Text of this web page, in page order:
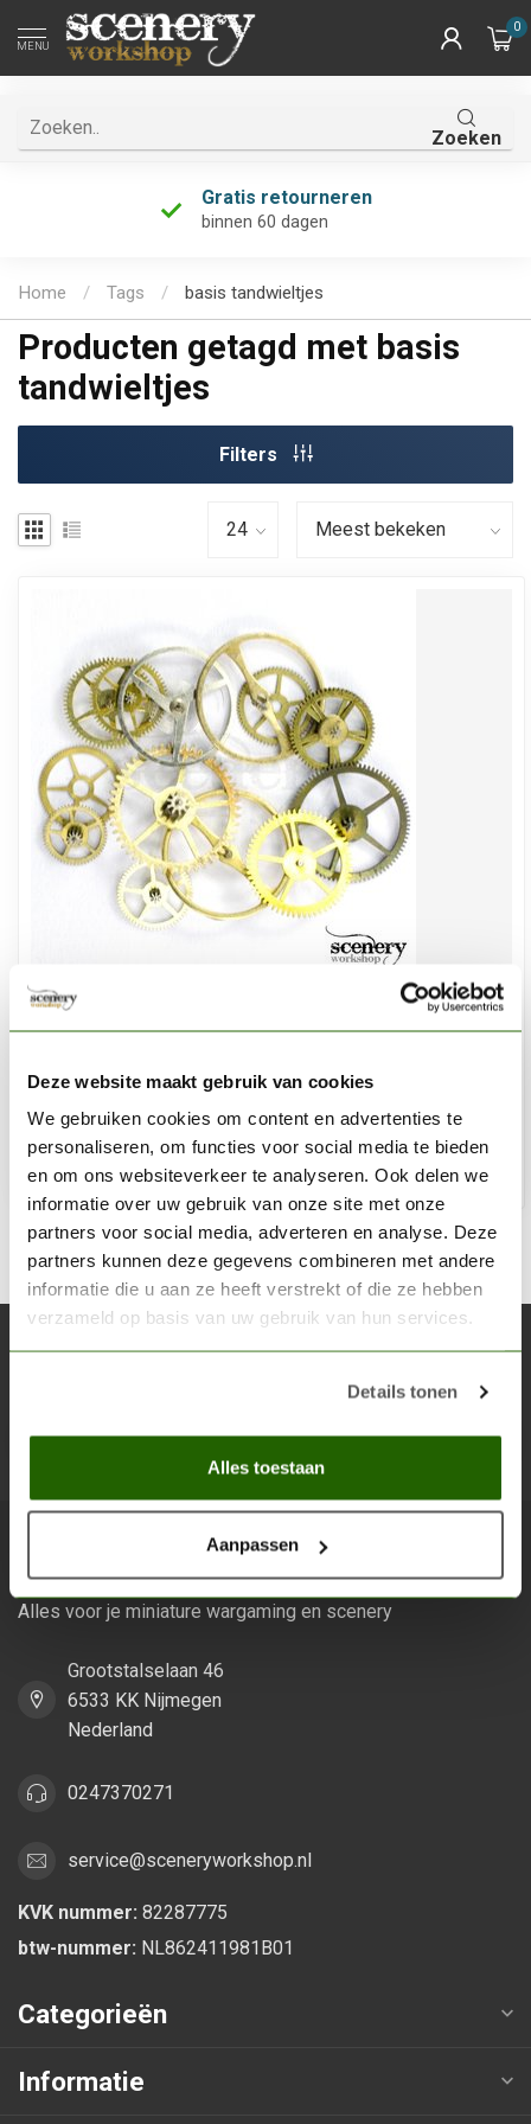
Deze website maakt gebruik van cookies
We gebruiken cookies om content en advertenties te
personaliseren, om functies voor social media te bieden
en om ons websiteverkeer te analyseren. Ook delen we
informatie over uw gebruik van onze site met onze
partners voor social media, adverteren en analyse. Deze
partners kunnen deze gegevens combineren met andere
informatie die u aan ze heeft verstrekt of die ze hebben
verzameld op basis van uw gebruik van hun services.
Details tonen
Alles toestaan
Aanpassen
MENU
0
Zoeken
Gratis retourneren
binnen 60 dagen
Home / Tags / basis tandwieltjes
Producten getagd met basis
tandwieltjes
Filters
PK-PRO
Mini Gear Wheel set - 1g - PK-202350
€7,75
Niet op voorraad
Abonneer je op onze nieuwsbrief
Blijf op de hoogte over onze laatste acties
Scenery Workshop BV
Alles voor je miniature wargaming en scenery
Grootstalselaan 46
6533 KK Nijmegen
Nederland
0247370271
service@sceneryworkshop.nl
KVK nummer: 82287775
btw-nummer: NL862411981B01
Categorieën
Informatie